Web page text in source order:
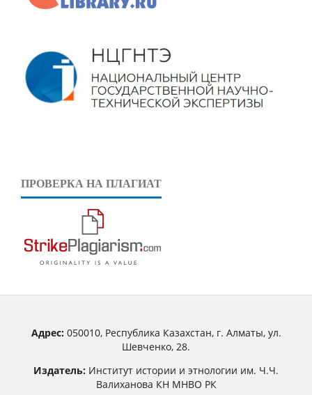
ПРОВЕРКА НА ПЛАГИАТ
Адрес:050010, Республика Казахстан, г. Алматы, ул.
Шевченко, 28.
Издатель: Институт истории и этнологии им. Ч.Ч.
Валиханова КН МНВО РК